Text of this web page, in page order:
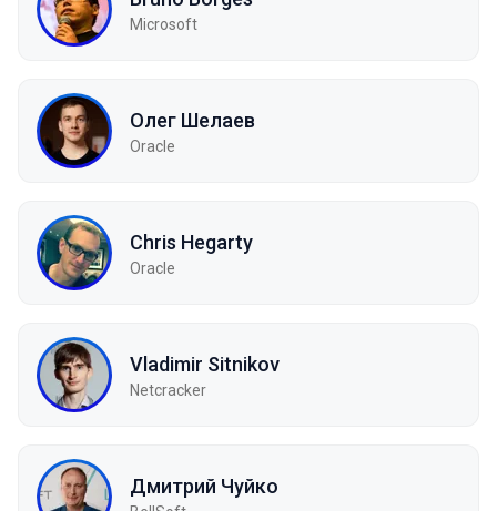
Microsoft
Олег Шелаев
Oracle
Chris Hegarty
Oracle
Vladimir Sitnikov
Netcracker
Дмитрий Чуйко